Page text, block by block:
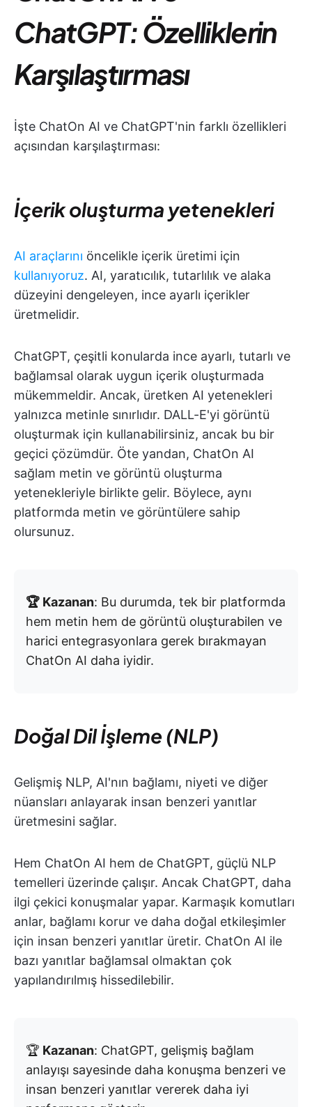
ChatGPT: Özelliklerin
Karşılaştırması
İşte ChatOn AI ve ChatGPT'nin farklı özellikleri
açısından karşılaştırması:
İçerik oluşturma yetenekleri
AI araçlarını öncelikle içerik üretimi için
kullanıyoruz. AI, yaratıcılık, tutarlılık ve alaka
düzeyini dengeleyen, ince ayarlı içerikler
üretmelidir.
ChatGPT, çeşitli konularda ince ayarlı, tutarlı ve
bağlamsal olarak uygun içerik oluşturmada
mükemmeldir. Ancak, üretken AI yetenekleri
yalnızca metinle sınırlıdır. DALL-E'yi görüntü
oluşturmak için kullanabilirsiniz, ancak bu bir
geçici çözümdür. Öte yandan, ChatOn AI
sağlam metin ve görüntü oluşturma
yetenekleriyle birlikte gelir. Böylece, aynı
platformda metin ve görüntülere sahip
olursunuz.
🏆 Kazanan: Bu durumda, tek bir platformda
hem metin hem de görüntü oluşturabilen ve
harici entegrasyonlara gerek bırakmayan
ChatOn AI daha iyidir.
Doğal Dil İşleme (NLP)
Gelişmiş NLP, AI'nın bağlamı, niyeti ve diğer
nüansları anlayarak insan benzeri yanıtlar
üretmesini sağlar.
Hem ChatOn AI hem de ChatGPT, güçlü NLP
temelleri üzerinde çalışır. Ancak ChatGPT, daha
ilgi çekici konuşmalar yapar. Karmaşık komutları
anlar, bağlamı korur ve daha doğal etkileşimler
için insan benzeri yanıtlar üretir. ChatOn AI ile
bazı yanıtlar bağlamsal olmaktan çok
yapılandırılmış hissedilebilir.
🏆 Kazanan: ChatGPT, gelişmiş bağlam
anlayışı sayesinde daha konuşma benzeri ve
insan benzeri yanıtlar vererek daha iyi